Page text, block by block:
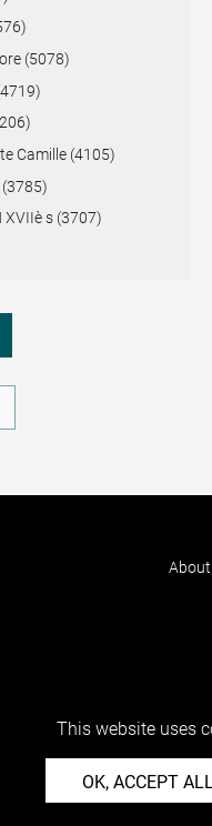
(5078)
Camille (4105)
(3785)
XVIIè s (3707)
About
This website uses
OK, ACCEPT